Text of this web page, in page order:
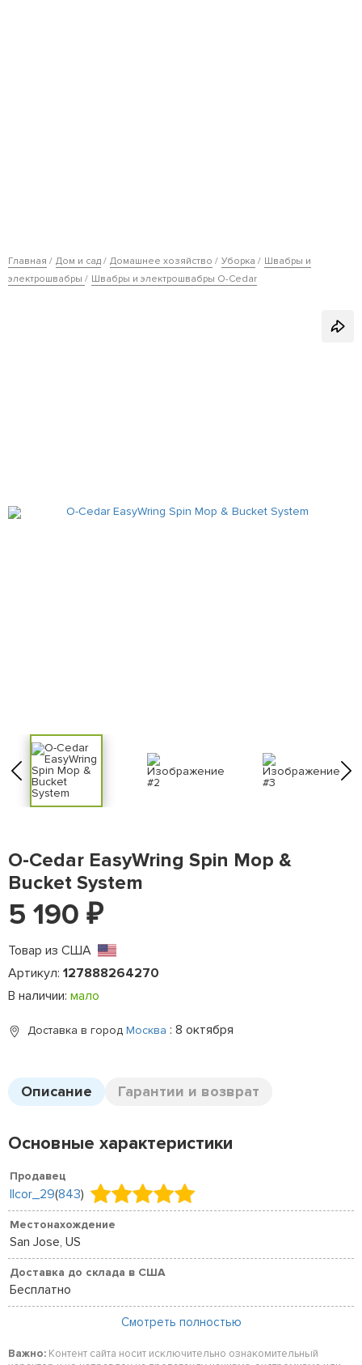
Главная Дом и сад Домашнее хозяйство Уборка
Швабры и
электрошвабры
Швабры и электрошвабры O-Cedar
O-Cedar EasyWring Spin Mop &
Bucket System
5 190 ₽
Товар из США
Артикул: 127888264270
В наличии: мало
Доставка в город Москва : 8 октября
Описание Гарантии и возврат
Основные характеристики
Продавец
llcor_29(843)
Местонахождение
San Jose, US
Доставка до склада в США
Бесплатно
Смотреть полностью
Важно: Контент сайта носит исключительно ознакомительный